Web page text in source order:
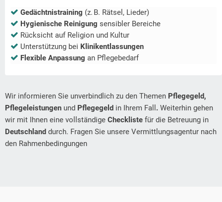
Gedächtnistraining (z. B. Rätsel, Lieder)
Hygienische Reinigung sensibler Bereiche
Rücksicht auf Religion und Kultur
Unterstützung bei Klinikentlassungen
Flexible Anpassung an Pflegebedarf
Wir informieren Sie unverbindlich zu den Themen Pflegegeld,
Pflegeleistungen und Pflegegeld in Ihrem Fall . Weiterhin gehen
wir mit Ihnen eine vollständige Checkliste für die Betreuung in
Deutschland durch. Fragen Sie unsere Vermittlungsagentur nach
den Rahmenbedingungen